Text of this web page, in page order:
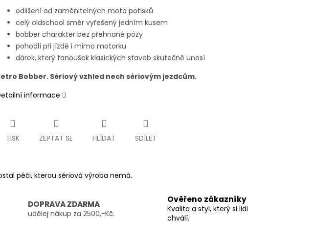
odlišení od zaměnitelných moto potisků
celý oldschool směr vyřešený jedním kusem
bobber charakter bez přehnané pózy
pohodlí při jízdě i mimo motorku
dárek, který fanoušek klasických staveb skutečně unosí
Bobber. Sériový vzhled nech sériovým jezdcům.
informace
TISK ZEPTAT SE HLÍDAT SDÍLET
péči, kterou sériová výroba nemá.
DOPRAVA ZDARMA
udělej nákup za 2500,-Kč.
Ověřeno zákazníky
Kvalita a styl, který si lidi
chválí.